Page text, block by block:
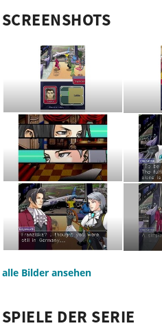
SCREENSHOTS
alle Bilder ansehen
SPIELE DER SERIE